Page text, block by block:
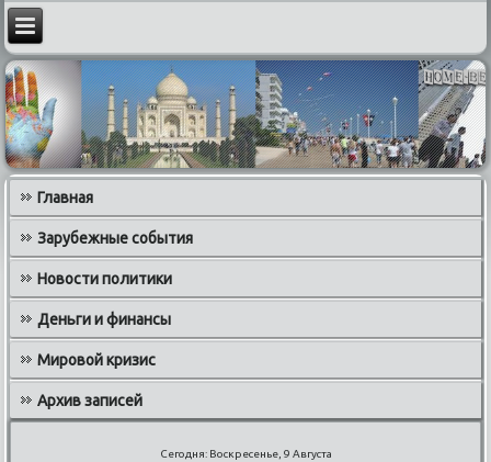
Главная
Зарубежные события
Новости политики
Деньги и финансы
Мировой кризис
Архив записей
Сегодня: Воскресенье, 9 Августа